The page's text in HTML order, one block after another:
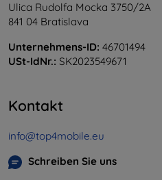
Ulica Rudolfa Mocka 3750/2A
841 04 Bratislava
Unternehmens-ID: 46701494
USt-IdNr.: SK2023549671
Kontakt
info@top4mobile.eu
Schreiben Sie uns